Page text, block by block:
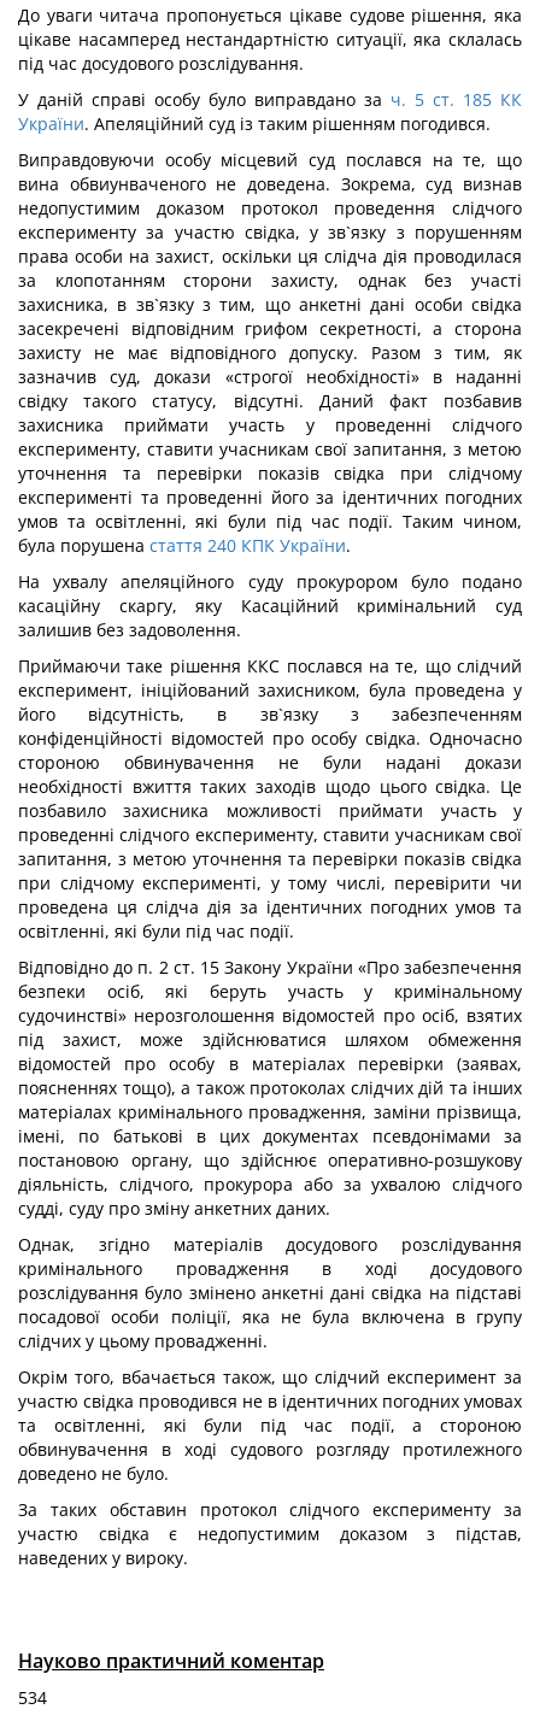
До уваги читача пропонується цікаве судове рішення, яка
цікаве насамперед нестандартністю ситуації, яка склалась
під час досудового розслідування.
У даній справі особу було виправдано за ч. 5 ст. 185 КК
України. Апеляційний суд із таким рішенням погодився.
Виправдовуючи особу місцевий суд послався на те, що
вина обвиунваченого не доведена. Зокрема, суд визнав
недопустимим доказом протокол проведення слідчого
експерименту за участю свідка, у зв`язку з порушенням
права особи на захист, оскільки ця слідча дія проводилася
за клопотанням сторони захисту, однак без участі
захисника, в зв`язку з тим, що анкетні дані особи свідка
засекречені відповідним грифом секретності, а сторона
захисту не має відповідного допуску. Разом з тим, як
зазначив суд, докази «строгої необхідності» в наданні
свідку такого статусу, відсутні. Даний факт позбавив
захисника приймати участь у проведенні слідчого
експерименту, ставити учасникам свої запитання, з метою
уточнення та перевірки показів свідка при слідчому
експерименті та проведенні його за ідентичних погодних
умов та освітленні, які були під час події. Таким чином,
була порушена стаття 240 КПК України.
На ухвалу апеляційного суду прокурором було подано
касаційну скаргу, яку Касаційний кримінальний суд
залишив без задоволення.
Приймаючи таке рішення ККС послався на те, що слідчий
експеримент, ініційований захисником, була проведена у
його відсутність, в зв`язку з забезпеченням
конфіденційності відомостей про особу свідка. Одночасно
стороною обвинувачення не були надані докази
необхідності вжиття таких заходів щодо цього свідка. Це
позбавило захисника можливості приймати участь у
проведенні слідчого експерименту, ставити учасникам свої
запитання, з метою уточнення та перевірки показів свідка
при слідчому експерименті, у тому числі, перевірити чи
проведена ця слідча дія за ідентичних погодних умов та
освітленні, які були під час події.
Відповідно до п. 2 ст. 15 Закону України «Про забезпечення
безпеки осіб, які беруть участь у кримінальному
судочинстві» нерозголошення відомостей про осіб, взятих
під захист, може здійснюватися шляхом обмеження
відомостей про особу в матеріалах перевірки (заявах,
поясненнях тощо), а також протоколах слідчих дій та інших
матеріалах кримінального провадження, заміни прізвища,
імені, по батькові в цих документах псевдонімами за
постановою органу, що здійснює оперативно-розшукову
діяльність, слідчого, прокурора або за ухвалою слідчого
судді, суду про зміну анкетних даних.
Однак, згідно матеріалів досудового розслідування
кримінального провадження в ході досудового
розслідування було змінено анкетні дані свідка на підставі
посадової особи поліції, яка не була включена в групу
слідчих у цьому провадженні.
Окрім того, вбачається також, що слідчий експеримент за
участю свідка проводився не в ідентичних погодних умовах
та освітленні, які були під час події, а стороною
обвинувачення в ході судового розгляду протилежного
доведено не було.
За таких обставин протокол слідчого експерименту за
участю свідка є недопустимим доказом з підстав,
наведених у вироку.
Науково практичний коментар
534